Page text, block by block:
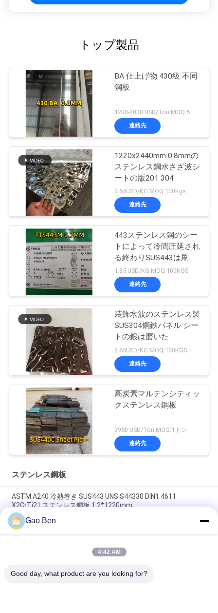
トップ製品
BA 仕上げ物 430級 不同
鋼板
連絡先
1220x2440mm 0.8mmの
ステンレス鋼水さざ波シ
ートの版201 304
3.65USD/KG MOQ:100Kgs
連絡先
443ステンレス鋼のシー
トによって冷間圧延され
る終わりSUS443は刷毛
引き仕上げのInoxシート
を
1.85 USD/KG MOQ:100KGS
連絡先
装飾水波のステンレス製
SUS304鋼鉄パネル シー
トの銀は磨いた
3.65USD/KG MOQ:100KGS
連絡先
高炭素マルテンシティッ
クステンレス鋼板
3950 USD/Ton MOQ:1トン
連絡先
ステンレス鋼板
ASTM A240 冷熱巻き SUS443 UNS S44330 DIN1.4611
X2CrTi21 ステンレス鋼板 1.2*1220mm
ASTM A240 AISI 309S X12CrNi23-13 冷たくロールされたステ
ンレス鋼板 1.5*1219*2438MM 2B 表面
ASTM AISI 309S S30908 / EN 1.4833 冷間圧延ステンレス鋼板
Gao Ben
4:42 AM
Good day, what product are you looking for?